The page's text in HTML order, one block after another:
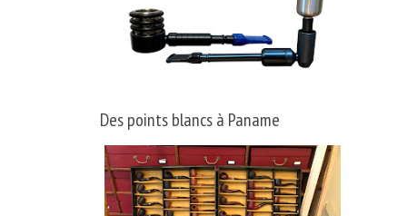
Des points blancs à Paname